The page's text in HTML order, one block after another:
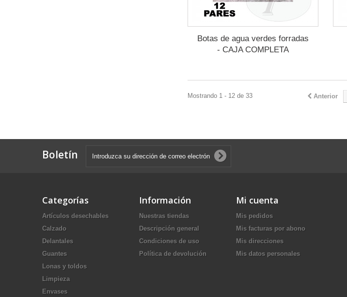
Botas de agua verdes forradas
- CAJA COMPLETA
Anterior
Mostrando 1 - 12 de 33
Boletín
Categorías
Artículos desechables
Calzado
Delantales
Guantes
Lonas y toldos
Limpieza
Envases
Información
Nuestras tiendas
Descripción general
Condiciones de uso
Política de devolución
Mi cuenta
Mis pedidos
Mis facturas por abono
Mis direcciones
Mis datos personales